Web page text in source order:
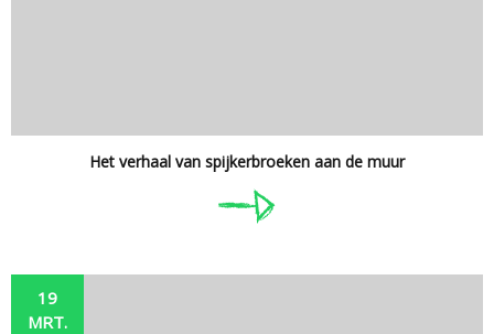
Het verhaal van spijkerbroeken aan de muur
19
MRT.